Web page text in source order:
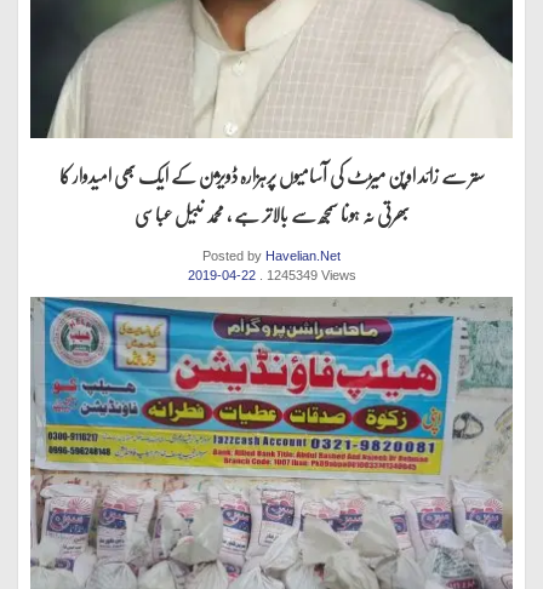
ستر سے زائد اوپن میڑٹ کی آسامیوں پرہزارہ ڈویژن کے ایک بھی امیدوار کا
بھرتی نہ ہونا سمجھ سے بالاتر ہے ، محمد نبیل عباسی
Posted by Havelian.Net
2019-04-22
. 1245349 Views